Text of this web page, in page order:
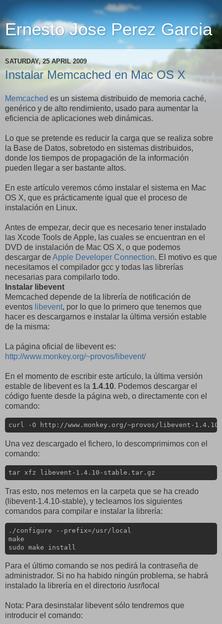
Ernesto Jose Perez Garcia
SATURDAY, 25 APRIL 2009
Instalar Memcached en Mac OS X
Memcached es un sistema distribuido de memoria caché,
genérico y de alto rendimiento, usado para aumentar la
eficiencia de aplicaciones web dinámicas.
Lo que se pretende es reducir la carga que se realiza sobre
la Base de Datos, sobretodo en sistemas distribuidos,
donde los tiempos de propagación de la información
pueden llegar a ser bastante altos.
En este artículo veremos cómo instalar el sistema en Mac
OS X, que es prácticamente igual que el proceso de
instalación en Linux.
Antes de empezar, decir que es necesario tener instalado
las Xcode Tools de Apple, las cuales se encuentran en el
DVD de instalación de Mac OS X, o que podemos
descargar de Apple Developer Connection. El motivo es que
necesitamos el compilador gcc y todas las librerías
necesarias para compilarlo todo.
Instalar libevent
Memcached depende de la librería de notificación de
eventos libevent, por lo que lo primero que tenemos que
hacer es descargarnos e instalar la última versión estable
de la misma:
La página oficial de libevent es:
http://www.monkey.org/~provos/libevent/
En el momento de escribir este artículo, la última versión
estable de libevent es la 1.4.10. Podemos descargar el
código fuente desde la página web, o directamente con el
comando:
curl -O http://www.monkey.org/~provos/libevent-
Una vez descargado el fichero, lo descomprimimos con el
comando:
tar xfz libevent-1.4.10-stable.tar.gz
Tras esto, nos metemos en la carpeta que se ha creado
(libevent-1.4.10-stable), y tecleamos los siguientes
comandos para compilar e instalar la librería:
./configure --prefix=/usr/local
make
sudo make install
Para el último comando se nos pedirá la contraseña de
administrador. Si no ha habido ningún problema, se habrá
instalado la librería en el directorio /usr/local
Nota: Para desinstalar libevent sólo tendremos que
introducir el comando: